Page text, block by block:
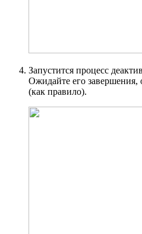
Запустится процесс
Ожидайте его завершения,
(как правило).